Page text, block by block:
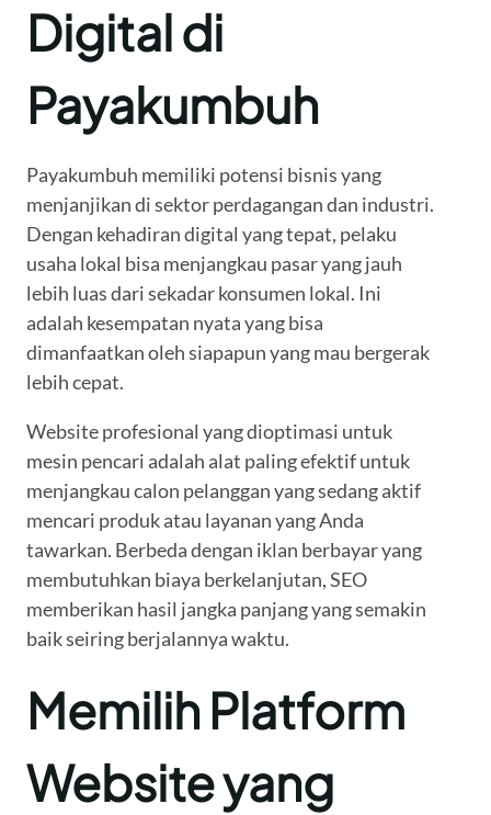
Digital di
Payakumbuh
Payakumbuh memiliki potensi bisnis yang
menjanjikan di sektor perdagangan dan industri.
Dengan kehadiran digital yang tepat, pelaku
usaha lokal bisa menjangkau pasar yang jauh
lebih luas dari sekadar konsumen lokal. Ini
adalah kesempatan nyata yang bisa
dimanfaatkan oleh siapapun yang mau bergerak
lebih cepat.
Website profesional yang dioptimasi untuk
mesin pencari adalah alat paling efektif untuk
menjangkau calon pelanggan yang sedang aktif
mencari produk atau layanan yang Anda
tawarkan. Berbeda dengan iklan berbayar yang
membutuhkan biaya berkelanjutan, SEO
memberikan hasil jangka panjang yang semakin
baik seiring berjalannya waktu.
Memilih Platform
Website yang